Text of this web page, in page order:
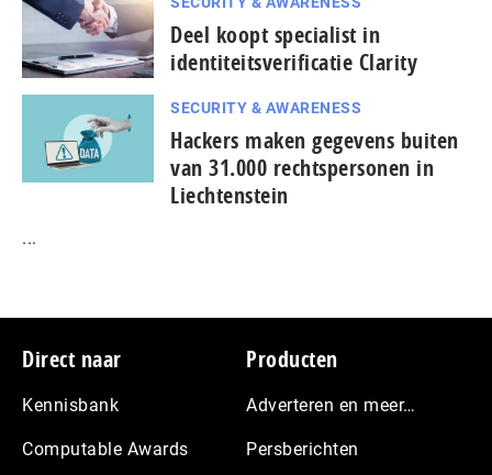
Deel koopt specialist in
identiteitsverificatie Clarity
SECURITY & AWARENESS
Hackers maken gegevens buiten
van 31.000 rechtspersonen in
Liechtenstein
...
Footer
Direct naar
Kennisbank
Computable Awards
Producten
Adverteren en meer…
Persberichten